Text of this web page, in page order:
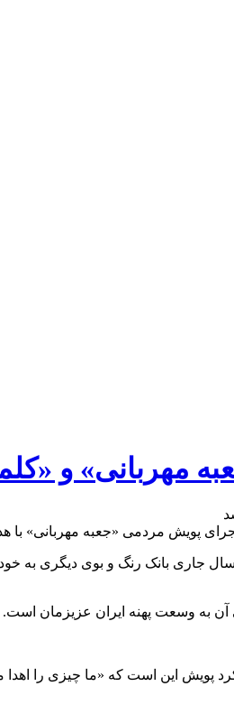
مهربانی» و
پویش مردمی «جعبه مهربانی»
جاری بانک رنگ و بوی دیگری به
آن به وسعت پهنه ایران عزیزمان است.
این است که «ما چیزی را اهدا